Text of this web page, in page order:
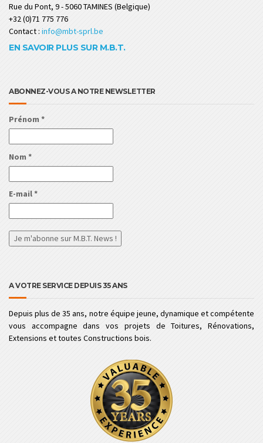
Rue du Pont, 9 - 5060 TAMINES (Belgique)
+32 (0)71 775 776
Contact : info@mbt-sprl.be
EN SAVOIR PLUS SUR M.B.T.
ABONNEZ-VOUS A NOTRE NEWSLETTER
Prénom *
Nom *
E-mail*
A VOTRE SERVICE DEPUIS 35 ANS
Depuis plus de 35 ans, notre équipe jeune, dynamique et compétente
vous accompagne dans vos projets de Toitures, Rénovations,
Extensions et toutes Constructions bois.